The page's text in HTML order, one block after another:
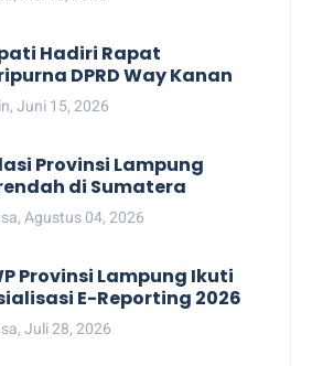
Hadiri Rapat
DPRD Way Kanan
Juni 15, 2026
Provinsi Lampung
di Sumatera
Agustus 04, 2026
Provinsi Lampung Ikuti
E-Reporting 2026
Juli 28, 2026